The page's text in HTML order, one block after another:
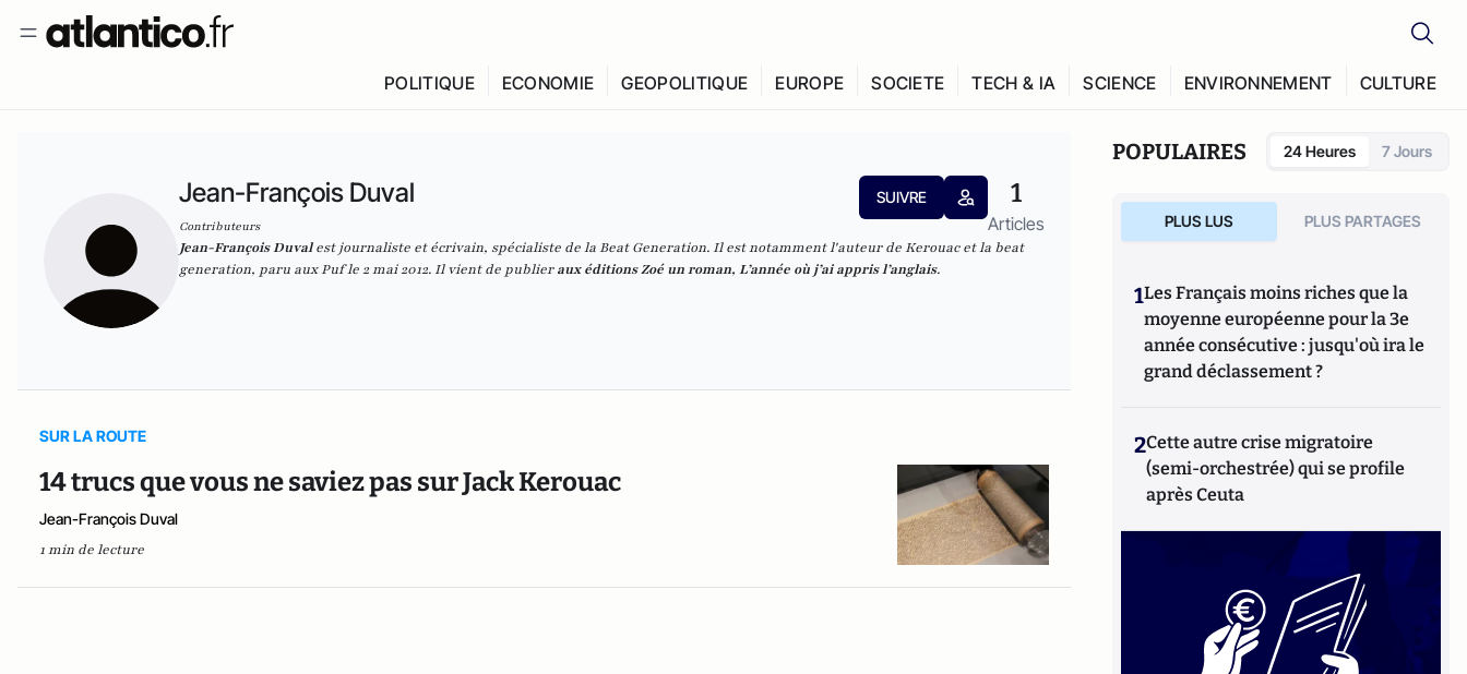
POLITIQUE ECONOMIE GEOPOLITIQUE EUROPE SOCIETE TECH & IA SCIENCE ENVIRONNEMENT CULTURE
Jean-François Duval
Contributeurs
SUIVRE 1
Articles
Jean-François Duvalest journaliste et écrivain, spécialiste de la Beat Generation. Il est notamment l'auteur deKerouac et la beat
generation, paru aux Puf le 2 mai 2012. Il vient de publieraux éditions Zoé un roman, L’année où j’ai appris l’anglais.
SUR LA ROUTE
14 trucs que vous ne saviez pas sur Jack Kerouac
Jean-François Duval
1 min de lecture
POPULAIRES 24 Heures 7 Jours
PLUS LUS PLUS PARTAGES
1Les Français moins riches que la
moyenne européenne pour la 3e
année consécutive : jusqu'où ira le
grand déclassement ?
2Cette autre crise migratoire
(semi-orchestrée) qui se profile
après Ceuta